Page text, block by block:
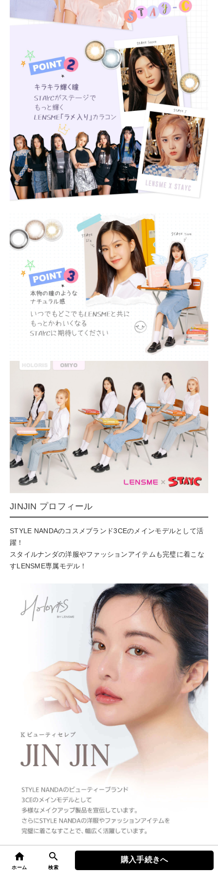
home
ホーム
search
検索
購入手続きへ
JINJIN プロフィール
STYLE NANDAのコスメブランド3CEのメインモデルとして活
躍！
スタイルナンダの洋服やファッションアイテムも完璧に着こな
すLENSME専属モデル！